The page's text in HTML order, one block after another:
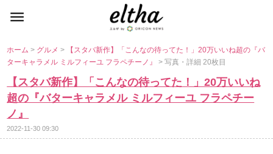
ホーム> グルメ>
【スタバ新作】「こんなの待ってた！」20万いいね超の『バ
ターキャラメル ミルフィーユ フラペチーノ』> 写真・詳細 20枚目
【スタバ新作】「こんなの待ってた！」20万いいね
超の『バターキャラメル ミルフィーユ フラペチー
ノ』
2022-11-30 09:30